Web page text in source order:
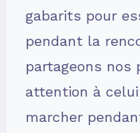
gabarits pour
pendant la
partageons nos
attention à
marcher